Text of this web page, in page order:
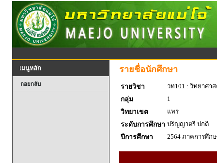
เมนูหลัก
ถอยกลับ
รายชื่อนักศึกษา
รายวิชา
วท101 : วิทยาศา
กลุ่ม
1
วิทยาเขต
แพร่
ระดับการศึกษา ปริญญาตรี ปกติ
ปีการศึกษา
2564 ภาคการศึก